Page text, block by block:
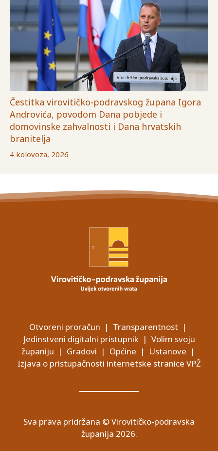
Čestitka virovitičko-podravskog župana Igora
Androvića, povodom Dana pobjede i
domovinske zahvalnosti i Dana hrvatskih
branitelja
4 kolovoza, 2026
Otvoreni proračun | Transparentnost |
Jedinstveni digitalni pristupnik| Volim svoju
županiju | Gradovi | Općine | Ustanove |
Izjava o pristupačnosti internetske stranice VPŽ
Sva prava pridržana © Virovitičko-podravska
županija 2026.